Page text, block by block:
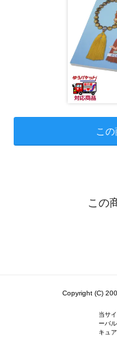
こ
この
Copyright (C)
当サ
ーバ
キュ